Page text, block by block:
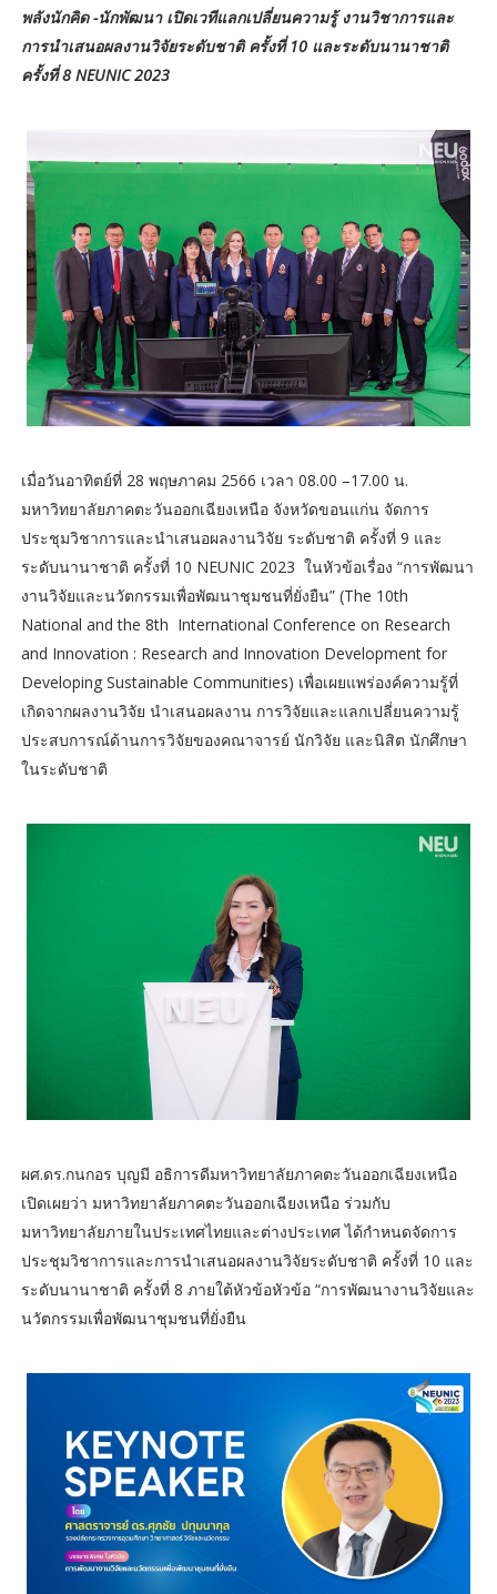
พลังนักคิด -นักพัฒนา เปิดเวทีแลกเปลี่ยนความรู้ งานวิชาการและ
การนำเสนอผลงานวิจัยระดับชาติ ครั้งที่ 10 และระดับนานาชาติ
ครั้งที่ 8 NEUNIC 2023
เมื่อวันอาทิตย์ที่ 28 พฤษภาคม 2566 เวลา 08.00 –17.00 น.
มหาวิทยาลัยภาคตะวันออกเฉียงเหนือ จังหวัดขอนแก่น จัดการ
ประชุมวิชาการและนำเสนอผลงานวิจัย ระดับชาติ ครั้งที่ 9 และ
ระดับนานาชาติ ครั้งที่ 10 NEUNIC 2023 ในหัวข้อเรื่อง “การพัฒนา
งานวิจัยและนวัตกรรมเพื่อพัฒนาชุมชนที่ยั่งยืน” (The 10th
National and the 8th International Conference on Research
and Innovation : Research and Innovation Development for
Developing Sustainable Communities) เพื่อเผยแพร่องค์ความรู้ที่
เกิดจากผลงานวิจัย นำเสนอผลงาน การวิจัยและแลกเปลี่ยนความรู้
ประสบการณ์ด้านการวิจัยของคณาจารย์ นักวิจัย และนิสิต นักศึกษา
ในระดับชาติ
ผศ.ดร.กนกอร บุญมี อธิการดีมหาวิทยาลัยภาคตะวันออกเฉียงเหนือ
เปิดเผยว่า มหาวิทยาลัยภาคตะวันออกเฉียงเหนือ ร่วมกับ
มหาวิทยาลัยภายในประเทศไทยและต่างประเทศ ได้กำหนดจัดการ
ประชุมวิชาการและการนำเสนอผลงานวิจัยระดับชาติ ครั้งที่ 10 และ
ระดับนานาชาติ ครั้งที่ 8 ภายใต้หัวข้อหัวข้อ “การพัฒนางานวิจัยและ
นวัตกรรมเพื่อพัฒนาชุมชนที่ยั่งยืน